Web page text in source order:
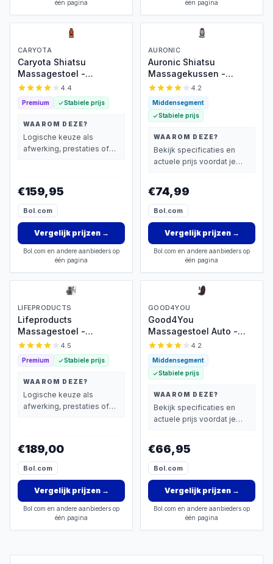
één pagina één pagina
CARYOTA
Caryota Shiatsu
Massagestoel -
Massage Apparaat -
Massagekussen met
Infrarood Warmte - 2-
delig - Been
4.4
Premium Stabiele prijs
WAAROM DEZE?
Logische keuze als
afwerking, prestaties of
€159,95
Bol.com
Vergelijk prijzen→
Bol.com en andere aanbieders op
één pagina
AURONIC
Auronic Shiatsu
Massagekussen -
Massagestoel -
Massage Rug - Infrarood
- Massage apparaat -
Massage Stoel - Zwart
4.2
Middensegment
Stabiele prijs
WAAROM DEZE?
Bekijk specificaties en
actuele prijs voordat je
€74,99
Bol.com
Vergelijk prijzen→
Bol.com en andere aanbieders op
één pagina
LIFEPRODUCTS
Lifeproducts
Massagestoel -
Rugmassage Apparaat -
Shiatsu Rug
Massagekussen -
Massage Apparaat voor
Stoel met Infrarood
Verwarming
4.5
Premium Stabiele prijs
WAAROM DEZE?
Logische keuze als
afwerking, prestaties of
€189,00
Bol.com
Vergelijk prijzen→
Bol.com en andere aanbieders op
één pagina
GOOD4YOU
Good4You
Massagestoel Auto -
Massagekussen -
Massage apparaat - Rug
- Infrarood -
Verwarmingsfunctie -
4.2
Middensegment
Stabiele prijs
WAAROM DEZE?
Bekijk specificaties en
actuele prijs voordat je
€66,95
Bol.com
Vergelijk prijzen→
Bol.com en andere aanbieders op
één pagina